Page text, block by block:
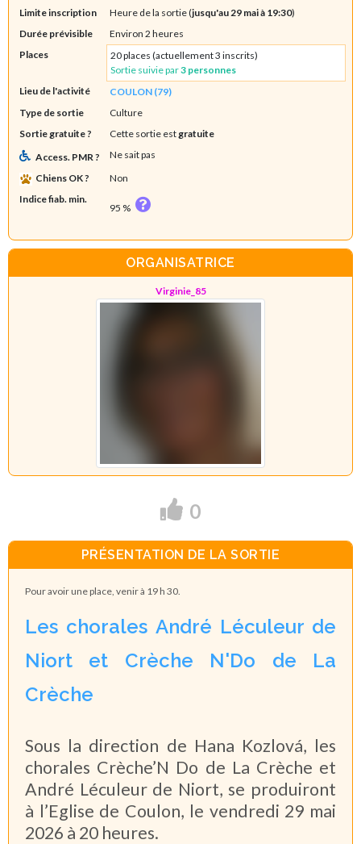
Limite inscription
Heure de la sortie (jusqu'au 29 mai à 19:30)
Durée prévisible
Environ 2 heures
Places
20 places (actuellement 3 inscrits)
Sortie suivie par3 personnes
Lieu de l'activité
COULON (79)
Type de sortie
Culture
Sortie gratuite ?
Cette sortie est gratuite
Access. PMR ?
Ne sait pas
Chiens OK ?
Non
Indice fiab. min.
95 %
ORGANISATRICE
Virginie_85
0
PRÉSENTATION DE LA SORTIE
Pour avoir une place, venir à 19 h 30.
Les chorales André Léculeur de
Niort et Crèche N'Do de La
Crèche
Sous la direction de Hana Kozlová, les
chorales Crèche’N Do de La Crèche et
André Léculeur de Niort, se produiront
à l’Eglise de Coulon, le vendredi 29 mai
2026 à 20 heures.